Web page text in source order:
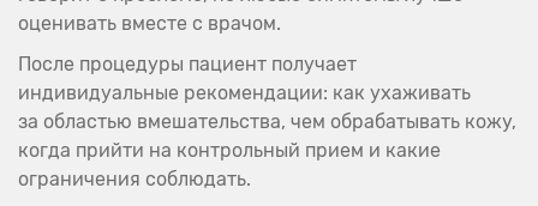
оценивать вместе с врачом.
После процедуры пациент получает
индивидуальные рекомендации: как ухаживать
за областью вмешательства, чем обрабатывать кожу,
когда прийти на контрольный прием и какие
ограничения соблюдать.